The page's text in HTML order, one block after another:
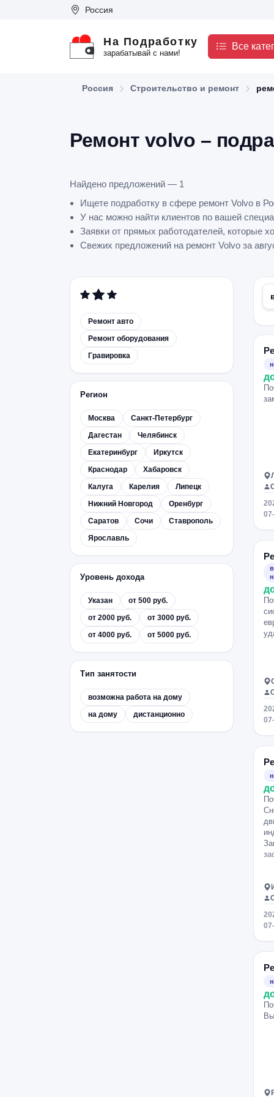
Россия
На Подработку
зарабатывай с нами!
Все
Россия Строительство и ремонт
Ремонт volvo –
Найдено предложений — 1
Ищете подработку в сфере ремонт Volvo в
У нас можно найти клиентов по вашей
Заявки от прямых работодателей, которые
Свежих предложений на ремонт Volvo за
Ремонт авто
Ремонт оборудования
Гравировка
Регион
Москва
Санкт-Петербург
Дагестан
Челябинск
Екатеринбург
Иркутск
Краснодар
Хабаровск
Калуга
Карелия
Липецк
Нижний Новгород
Оренбург
Саратов
Сочи
Ставрополь
Ярославль
Уровень дохода
Указан
от 500 руб.
от 2000 руб.
от 3000 руб.
от 4000 руб.
от 5000 руб.
Тип занятости
возможна работа на дому
на дому
дистанционно